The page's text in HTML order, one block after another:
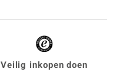
Veilig inkopen doen